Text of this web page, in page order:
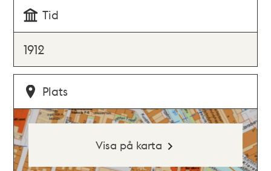
Tid
1912
Plats
Visa på karta